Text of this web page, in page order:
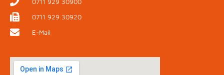
0711 929 30920
E-Mail